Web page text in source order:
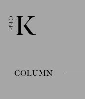
COLUMN